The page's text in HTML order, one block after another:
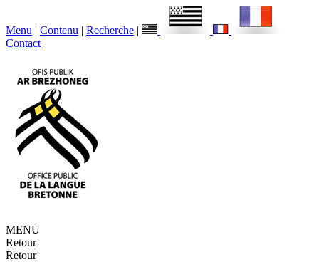
Menu | Contenu | Recherche |
Contact
MENU
Retour
Retour